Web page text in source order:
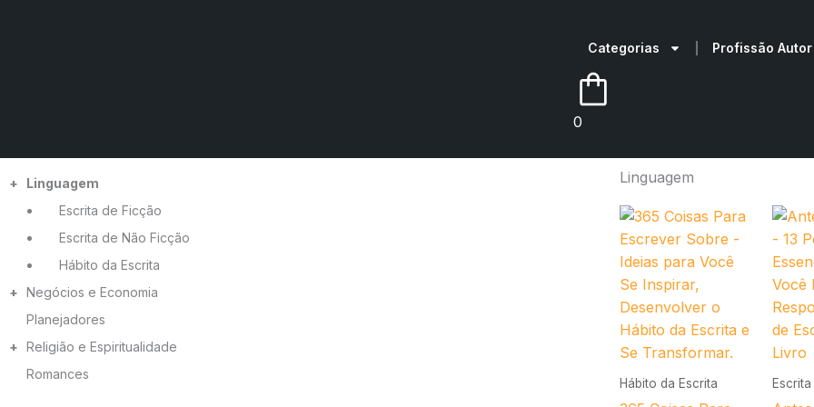
Categorias Profissão Autor
0
+
Linguagem
Escrita de Ficção
Escrita de Não Ficção
Hábito da Escrita
+ Negócios e Economia
Planejadores
+ Religião e Espiritualidade
Romances
Linguagem
Hábito da Escrita
O
original
era:
R$24,90.
O
atual
é:
R$17,00.